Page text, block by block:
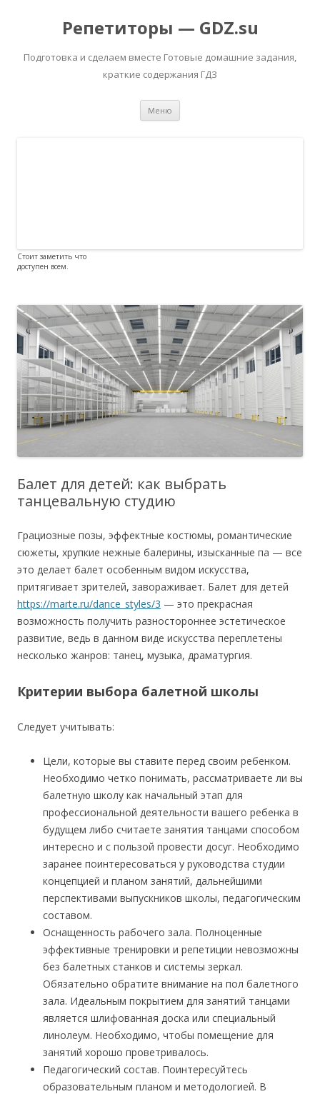
Репетиторы — GDZ.su
Подготовка и сделаем вместе Готовые домашние задания,
краткие содержания ГДЗ
Меню
Стоит заметить что
доступен всем.
Балет для детей: как выбрать
танцевальную студию
Грациозные позы, эффектные костюмы, романтические
сюжеты, хрупкие нежные балерины, изысканные па — все
это делает балет особенным видом искусства,
притягивает зрителей, завораживает. Балет для детей
https://marte.ru/dance_styles/3 — это прекрасная
возможность получить разностороннее эстетическое
развитие, ведь в данном виде искусства переплетены
несколько жанров: танец, музыка, драматургия.
Критерии выбора балетной школы
Следует учитывать:
Цели, которые вы ставите перед своим ребенком.
Необходимо четко понимать, рассматриваете ли вы
балетную школу как начальный этап для
профессиональной деятельности вашего ребенка в
будущем либо считаете занятия танцами способом
интересно и с пользой провести досуг. Необходимо
заранее поинтересоваться у руководства студии
концепцией и планом занятий, дальнейшими
перспективами выпускников школы, педагогическим
составом.
Оснащенность рабочего зала. Полноценные
эффективные тренировки и репетиции невозможны
без балетных станков и системы зеркал.
Обязательно обратите внимание на пол балетного
зала. Идеальным покрытием для занятий танцами
является шлифованная доска или специальный
линолеум. Необходимо, чтобы помещение для
занятий хорошо проветривалось.
Педагогический состав. Поинтересуйтесь
образовательным планом и методологией. В